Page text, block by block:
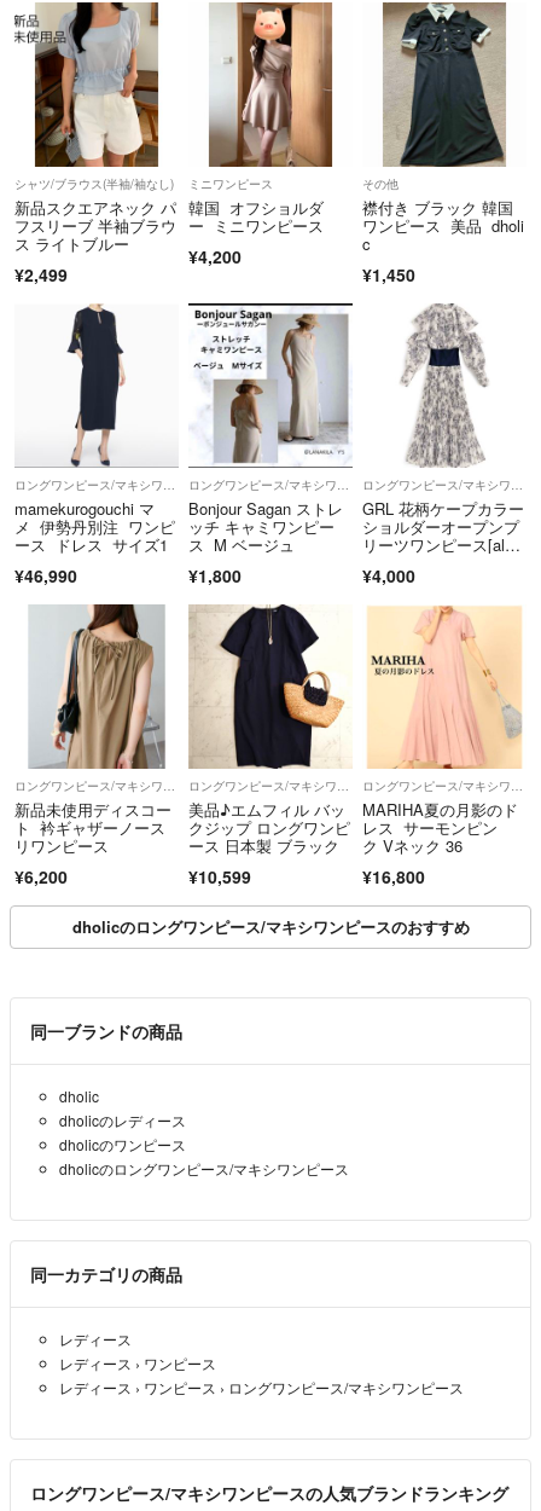
シャツ/ブラウス(半袖/袖なし)
新品スクエアネック パ
フスリーブ 半袖ブラウ
ス ライトブルー
¥2,499
ミニワンピース
韓国 オフショルダ
ー ミニワンピース
¥4,200
その他
襟付き ブラック 韓国
ワンピース 美品 dholi
c
¥1,450
ロングワンピース/マキシワンピース
mamekurogouchi マ
メ 伊勢丹別注 ワンピ
ース ドレス サイズ1
¥46,990
ロングワンピース/マキシワンピース
Bonjour Sagan ストレ
ッチ キャミワンピー
ス M ベージュ
¥1,800
ロングワンピース/マキシワンピース
GRL 花柄ケープカラー
ショルダーオープンプ
リーツワンピース[al14
¥4,000
ロングワンピース/マキシワンピース
新品未使用ディスコー
ト 衿ギャザーノース
リワンピース
¥6,200
ロングワンピース/マキシワンピース
美品♪エムフィル バッ
クジップ ロングワンピ
ース 日本製 ブラック
¥10,599
ロングワンピース/マキシワンピース
MARIHA夏の月影のド
レス サーモンピン
ク Vネック 36
¥16,800
dholicのロングワンピース/マキシワンピースのおすすめ
同一ブランドの商品
dholic
dholicのレディース
dholicのワンピース
dholicのロングワンピース/マキシワンピース
同一カテゴリの商品
レディース
レディース › ワンピース
レディース › ワンピース › ロングワンピース/マキシワンピース
ロングワンピース/マキシワンピースの人気ブランドランキング